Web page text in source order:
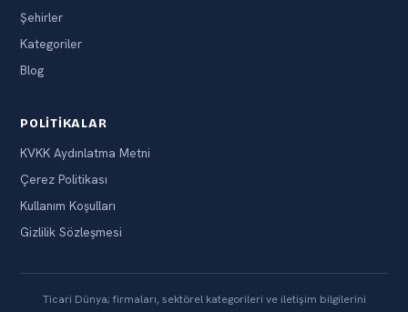
Şehirler
Kategoriler
Blog
POLITIKALAR
KVKK Aydınlatma Metni
Çerez Politikası
Kullanım Koşulları
Gizlilik Sözleşmesi
Ticari Dünya; firmaları, sektörel kategorileri ve iletişim bilgilerini